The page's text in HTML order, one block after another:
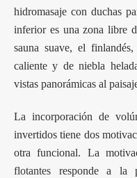
hidromasaje con duchas
inferior es una zona libre
sauna suave, el
caliente y de niebla
vistas panorámicas al
La incorporación de
invertidos tiene dos
otra funcional. La
flotantes responde a la